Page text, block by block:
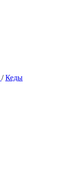
/Кеды